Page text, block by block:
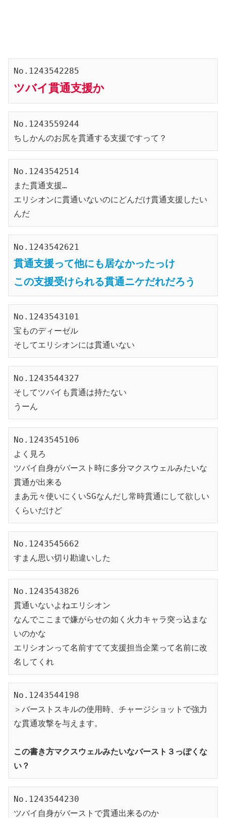
No.1243542285
ツバイ貫通支援か
No.1243559244
ちしかんのお尻を貫通する支援ですって？
No.1243542514
また貫通支援…
エリシオンに貫通いないのにどんだけ貫通支援したい
んだ
No.1243542621
貫通支援って他にも居なかったっけ
この支援受けられる貫通ニケだれだろう
No.1243543101
宝ものディーゼル
そしてエリシオンには貫通いない
No.1243544327
そしてツバイも貫通は持たない
うーん
No.1243545106
よく見ろ
ツバイ自身がバースト時に多分マクスウェルみたいな
貫通が出来る
まあ元々使いにくいSGなんだし常時貫通にして欲しい
くらいだけど
No.1243545662
すまん思い切り勘違いした
No.1243543826
貫通いないよねエリシオン
なんでここまで嫌がらせの如く火力キャラ突っ込まな
いのかな
エリシオンって名前すてて支援担当企業って名前に改
名してくれ
No.1243544198
＞バーストスキルの使用時、チャージショットで強力
な貫通攻撃を与えます。
この書き方マクスウェルみたいなバースト３っぽくな
い？
No.1243544230
ツバイ自身がバーストで貫通出来るのか